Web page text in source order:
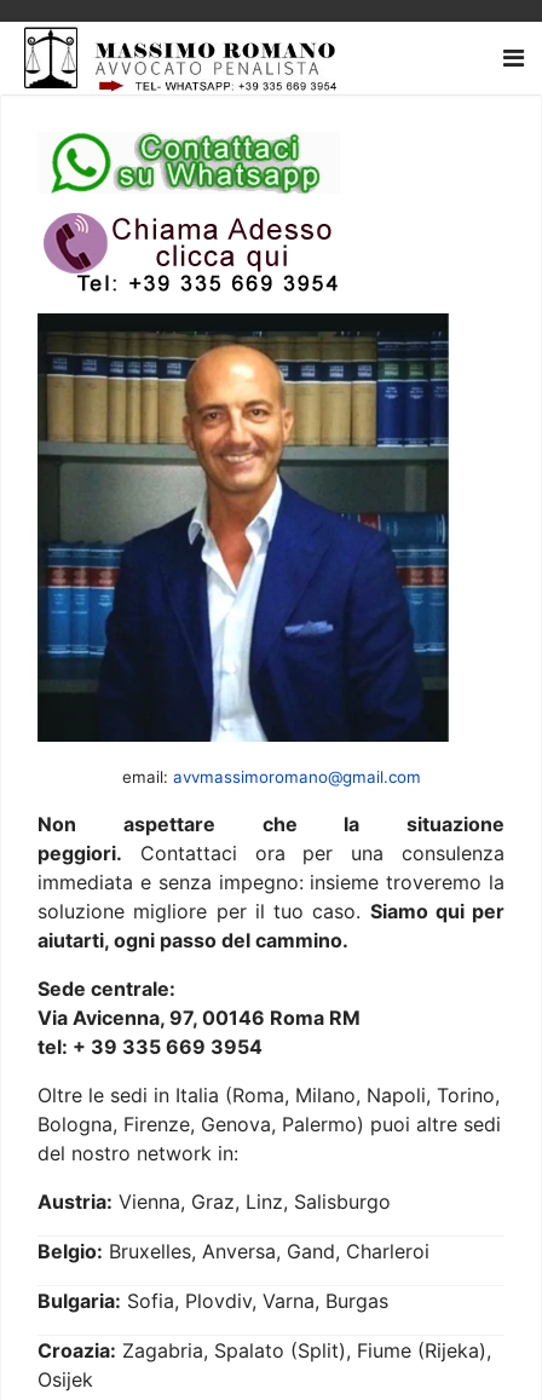
email: avvmassimoromano@gmail.com
Non aspettare che la situazione
peggiori. Contattaci ora per una consulenza
immediata e senza impegno: insieme troveremo la
soluzione migliore per il tuo caso. Siamo qui per
aiutarti, ogni passo del cammino.
Sede centrale:
Via Avicenna, 97, 00146 Roma RM
tel: + 39 335 669 3954
Oltre le sedi in Italia (Roma, Milano, Napoli, Torino,
Bologna, Firenze, Genova, Palermo) puoi altre sedi
del nostro network in:
Austria: Vienna, Graz, Linz, Salisburgo
Belgio: Bruxelles, Anversa, Gand, Charleroi
Bulgaria: Sofia, Plovdiv, Varna, Burgas
Croazia: Zagabria, Spalato (Split), Fiume (Rijeka),
Osijek